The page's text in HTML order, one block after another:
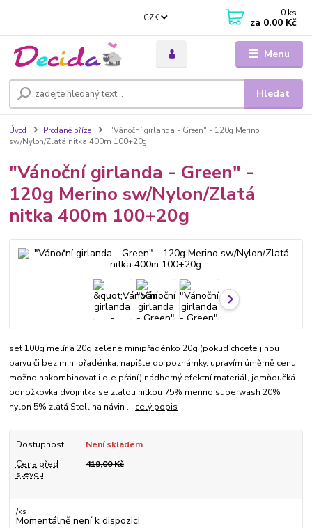
Menu
CZK
Hledat
0 ks
za 0,00 Kč
Úvod Prodané příze
"Vánoční girlanda - Green" - 120g Merino
sw/Nylon/Zlatá nitka 400m 100+20g
"Vánoční girlanda - Green" -
120g Merino sw/Nylon/Zlatá
nitka 400m 100+20g
set 100g melír a 20g zelené minipřadénko 20g (pokud chcete jinou
barvu či bez mini přadénka, napište do poznámky, upravím úměrně cenu,
možno nakombinovat i dle přání) nádherný efektní materiál, jemňoučká
ponožkovka dvojnitka se zlatou nitkou 75% merino superwash 20%
nylon 5% zlatá Stellina návin ... celý popis
Dostupnost
Není skladem
Cena před
slevou
419,00 Kč
/ks
Momentálně není k dispozici